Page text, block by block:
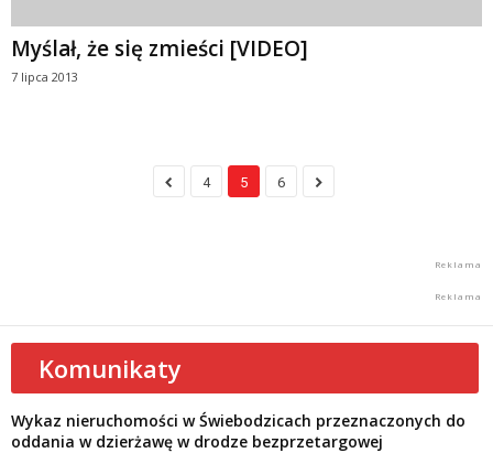
Myślał, że się zmieści [VIDEO]
7 lipca 2013
4 5 6
Komunikaty
Wykaz nieruchomości w Świebodzicach przeznaczonych do
oddania w dzierżawę w drodze bezprzetargowej